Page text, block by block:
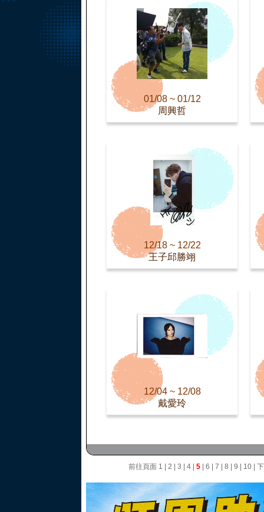
01/08 ~ 01/12
周興哲
12/18 ~ 12/22
王子邱勝翊
12/04 ~ 12/08
戴愛玲
前往頁面 1 2 3 4| 5| 6 7 8 9 10|